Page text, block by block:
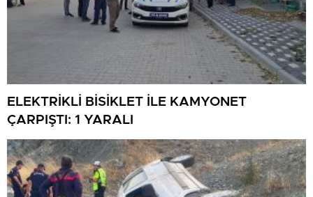
ELEKTRİKLİ BİSİKLET İLE KAMYONET
ÇARPIŞTI: 1 YARALI